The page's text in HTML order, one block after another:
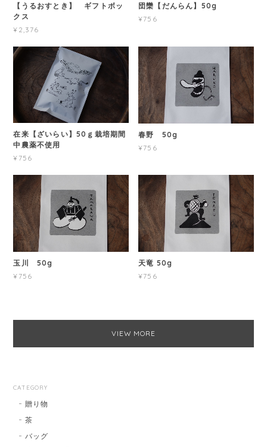
【うるおすとき】 ギフトボッ
クス
¥2,376
団欒【だんらん】50g
¥756
在来【ざいらい】50ｇ栽培期間
中農薬不使用
¥756
春野 50g
¥756
玉川 50g
¥756
天竜 50g
¥756
VIEW MORE
CATEGORY
贈り物
茶
バッグ